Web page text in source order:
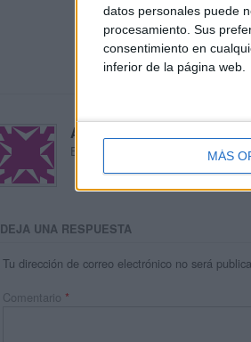
datos personales puede
procesamiento. Sus
consentimiento en
inferior de la página web.
MÁS
Acerca de María Olivares
El autor no ha proporcionado
DEJA UNA RESPUESTA
Tu dirección de correo electrónico no será
Comentario *